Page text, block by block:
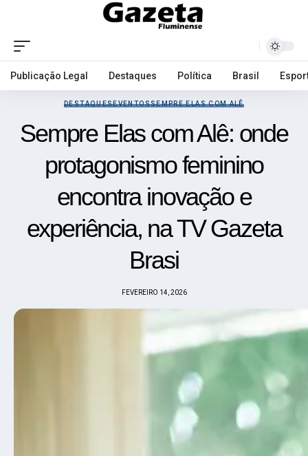
Publicação Legal Destaques Política Brasil
DESTAQUESEVENTOSSEMPRE ELAS COM ALÊ
Sempre Elas com Alê: onde
protagonismo feminino
encontra inovação e
experiência, na TV Gazeta
Brasi
FEVEREIRO 14, 2026